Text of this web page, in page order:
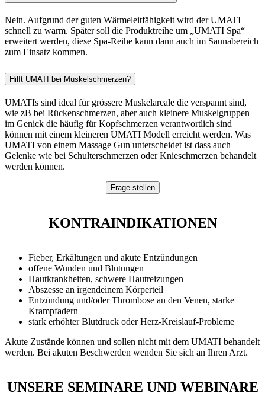
Nein. Aufgrund der guten Wärmeleitfähigkeit wird der UMATI
schnell zu warm. Später soll die Produktreihe um „UMATI Spa“
erweitert werden, diese Spa-Reihe kann dann auch im Saunabereich
zum Einsatz kommen.
Hilft UMATI bei Muskelschmerzen?
UMATIs sind ideal für grössere Muskelareale die verspannt sind,
wie zB bei Rückenschmerzen, aber auch kleinere Muskelgruppen
im Genick die häufig für Kopfschmerzen verantwortlich sind
können mit einem kleineren UMATI Modell erreicht werden. Was
UMATI von einem Massage Gun unterscheidet ist dass auch
Gelenke wie bei Schulterschmerzen oder Knieschmerzen behandelt
werden können.
Frage stellen
KONTRAINDIKATIONEN
Fieber, Erkältungen und akute Entzündungen
offene Wunden und Blutungen
Hautkrankheiten, schwere Hautreizungen
Abszesse an irgendeinem Körperteil
Entzündung und/oder Thrombose an den Venen, starke
Krampfadern
stark erhöhter Blutdruck oder Herz-Kreislauf-Probleme
Akute Zustände können und sollen nicht mit dem UMATI behandelt
werden. Bei akuten Beschwerden wenden Sie sich an Ihren Arzt.
UNSERE SEMINARE UNDWEBINARE